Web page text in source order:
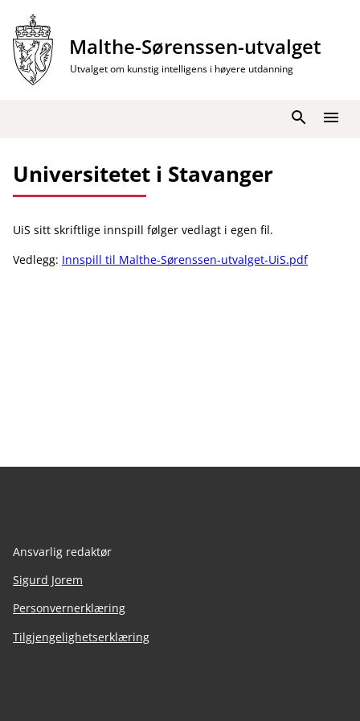
innhold
Malthe-Sørenssen-utvalget
Utvalget om kunstig intelligens i høyere utdanning
Meny
Søk
Universitetet i Stavanger
UiS sitt skriftlige innspill følger vedlagt i egen fil.
Vedlegg: Innspill til Malthe-Sørenssen-utvalget-UiS.pdf
Ansvarlig redaktør
Sigurd Jorem
Personvernerklæring
Tilgjengelighetserklæring